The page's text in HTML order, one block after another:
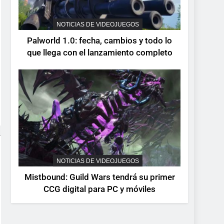
devuelve el espectáculo
de la conducción
acrobática a PS5, Xbox
Series X|S y PC
NOTICIAS DE VIDEOJUEGOS
NOTICIAS DE VIDEOJUEGOS
Palworld 1.0: fecha, cambios y todo lo
que llega con el lanzamiento completo
NOTICIAS DE VIDEOJUEGOS
Mistbound: Guild Wars tendrá su primer
CCG digital para PC y móviles